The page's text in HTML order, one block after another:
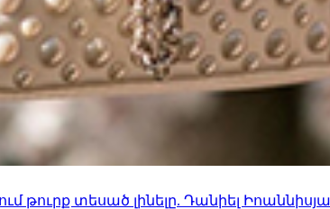
թուրք տեսած լինելը. Դանիել